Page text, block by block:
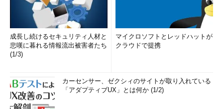
成長し続けるセキュリティ人材と
悲嘆に暮れる情報流出被害者たち
(1/3)
マイクロソフトとレッドハットが
クラウドで提携
カーセンサー、ゼクシィのサイトが取り入れている
「アダプティブUX」とは何か (1/2)